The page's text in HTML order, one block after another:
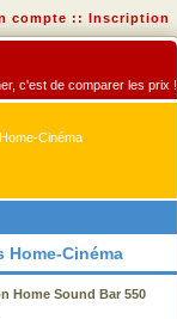
compte :: Inscription
c'est de comparer les prix !
Cinéma
Home-Cinéma
Home Sound Bar 550